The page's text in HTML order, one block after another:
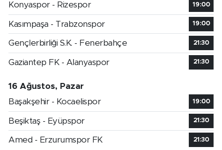
Konyaspor - Rizespor
19:00
Kasımpaşa - Trabzonspor 19:00
Gençlerbirliği S.K. - Fenerbahçe 21:30
Gaziantep FK - Alanyaspor 21:30
16 Ağustos, Pazar
Başakşehir - Kocaelispor
19:00
Beşiktaş - Eyüpspor 21:30
Amed - Erzurumspor FK 21:30